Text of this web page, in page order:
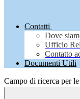
Contatti
Dove
Ufficio
Contatto
Documenti Utili
Campo di ricerca per